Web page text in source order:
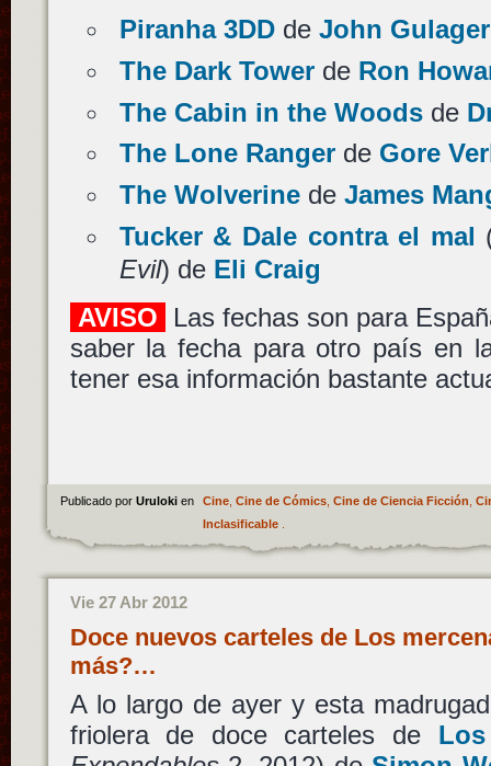
Piranha 3DDde John Gulager
The Dark Towerde Ron
The Cabin in the Woodsde
The Lone Rangerde Gore
The Wolverinede James
Tucker & Dale contra el mal
Evil) de Eli Craig
AVISO
Las fechas son para
saber la fecha para otro país en
tener esa información bastante
Publicado por Uruloki en Cine, Cine de Cómics, Cine de Ciencia Ficción
Inclasificable.
Vie 27 Abr 2012
Doce nuevos carteles de Los
más?…
A lo largo de ayer y esta
friolera de doce carteles de